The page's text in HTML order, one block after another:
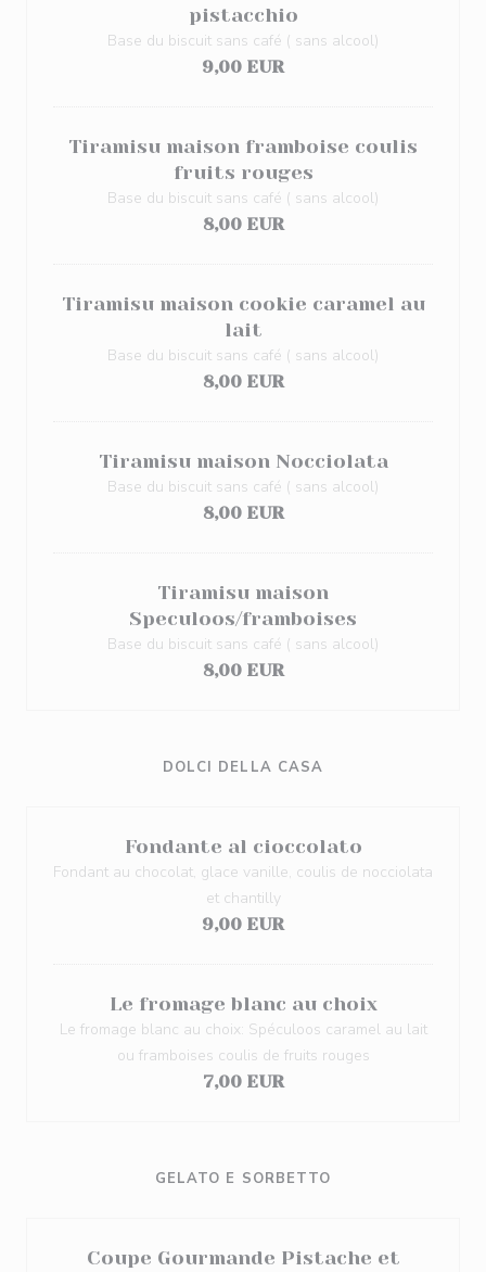
pistacchio
Base du biscuit sans café ( sans alcool)
9,00 EUR
Tiramisu maison framboise coulis
fruits rouges
Base du biscuit sans café ( sans alcool)
8,00 EUR
Tiramisu maison cookie caramel au
lait
Base du biscuit sans café ( sans alcool)
8,00 EUR
Tiramisu maison Nocciolata
Base du biscuit sans café ( sans alcool)
8,00 EUR
Tiramisu maison
Speculoos/framboises
Base du biscuit sans café ( sans alcool)
8,00 EUR
DOLCI DELLA CASA
Fondante al cioccolato
Fondant au chocolat, glace vanille, coulis de nocciolata
et chantilly
9,00 EUR
Le fromage blanc au choix
Le fromage blanc au choix: Spéculoos caramel au lait
ou framboises coulis de fruits rouges
7,00 EUR
GELATO E SORBETTO
Coupe Gourmande Pistache et